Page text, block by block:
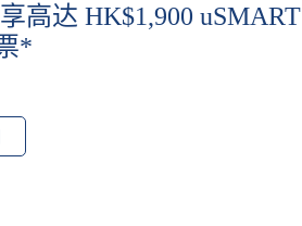
高达 HK$1,900 uSMART
*